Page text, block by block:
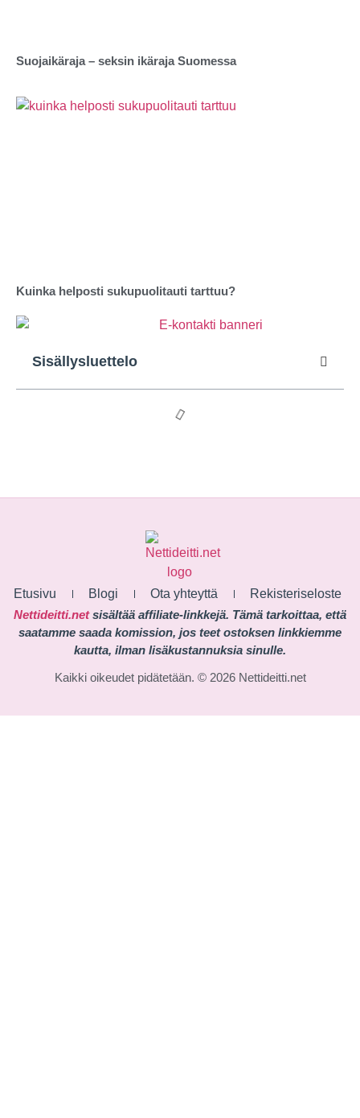
Suojaikäraja – seksin ikäraja Suomessa
Kuinka helposti sukupuolitauti tarttuu?
Sisällysluettelo
Etusivu Blogi Ota yhteyttä
Rekisteriseloste
Nettideitti.netsisältää affiliate-linkkejä. Tämä tarkoittaa, että
saatamme saada komission, jos teet ostoksen linkkiemme
kautta, ilman lisäkustannuksia sinulle.
Kaikki oikeudet pidätetään. © 2026 Nettideitti.net